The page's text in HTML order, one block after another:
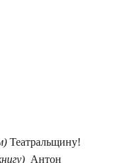
Театральщину!
Антон